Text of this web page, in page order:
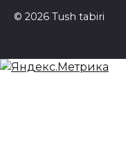
© 2026 Tush tabiri